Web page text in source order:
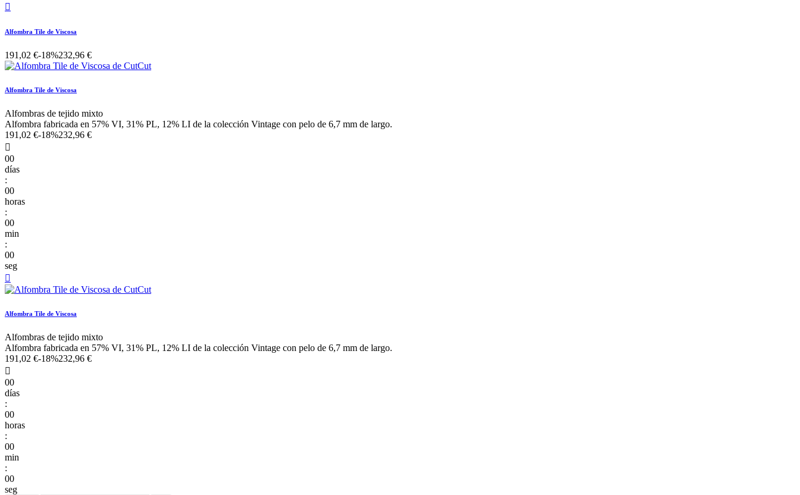

Alfombra Tile de Viscosa
191,02 €-18%232,96 €
Alfombra Tile de Viscosa
Alfombras de tejido mixto
Alfombra fabricada en 57% VI, 31% PL, 12% LI de la colección Vintage con pelo de 6,7 mm de largo.
191,02 €-18%232,96 €

00
días
:
00
horas
:
00
min
:
00
seg

Alfombra Tile de Viscosa
Alfombras de tejido mixto
Alfombra fabricada en 57% VI, 31% PL, 12% LI de la colección Vintage con pelo de 6,7 mm de largo.
191,02 €-18%232,96 €

00
días
:
00
horas
:
00
min
:
00
seg